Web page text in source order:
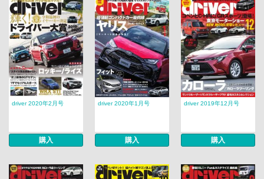
driver 2020年2月号
購入
driver 2020年1月号
購入
driver 2019年12月号
購入